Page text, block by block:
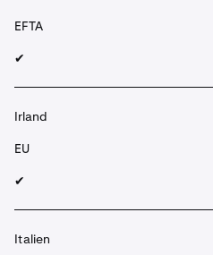
EFTA
✔︎
Irland
EU
✔︎
Italien